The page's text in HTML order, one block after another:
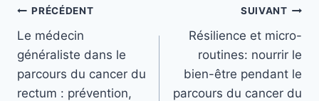
Navigation
de
l’article
PRÉCÉDENT
Le médecin
généraliste dans le
parcours du cancer du
rectum : prévention,
SUIVANT
Résilience et micro-
routines: nourrir le
bien-être pendant le
parcours du cancer du